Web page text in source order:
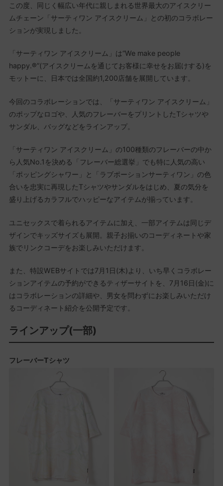
この度、同じく幅広い年代に親しまれる世界最大のアイスクリー
ムチェーン「サーティワン アイスクリーム」との初のコラボレー
ションが実現しました。
「サーティワン アイスクリーム」は“We make people
happy.®”(アイスクリームを通じてお客様に幸せをお届けする)を
モットーに、日本では全国約1,200店舗を展開しています。
今回のコラボレーションでは、「サーティワン アイスクリーム」
のポップなロゴや、人気のフレーバーをプリントしたTシャツや
サンダル、バッグなどをラインアップ。
「サーティワン アイスクリーム」の100種類のフレーバーの中か
ら人気No.1を決める「フレーバー総選挙」でも特に人気の高い
「ポッピングシャワー」と「ラブポーションサーティワン」の色
合いを忠実に再現したTシャツやサンダルをはじめ、夏の気分を
盛り上げるカラフルでハッピーなアイテムが揃っています。
ユニセックスで着られるアイテムに加え、一部アイテムは同じデ
ザインでキッズサイズも展開。親子お揃いのコーディネートや家
族でリンクコーデをお楽しみいただけます。
また、特設WEBサイトでは7月1日(木)より、いち早くコラボレー
ションアイテムの予約ができるティザーサイトを、7月16日(金)に
はコラボレーションの詳細や、男女を問わずにお楽しみいただけ
るコーディネート紹介を公開予定です。
ラインアップ(一部)
フレーバーTシャツ